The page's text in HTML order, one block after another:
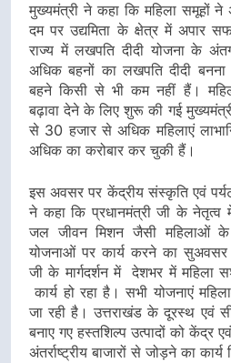
मुख्यमंत्री ने कहा कि महिला
दम पर उद्यमिता के क्षेत्र में अपार
राज्य में लखपति दीदी योजना के
अधिक बहनों का लखपति दीदी
बहने किसी से भी कम नहीं हैं।
बढ़ावा देने के लिए शुरू की गई
से 30 हजार से अधिक महिलाएं
अधिक का करोबार कर चुकी हैं।
इस अवसर पर केंद्रीय संस्कृति एवं
ने कहा कि प्रधानमंत्री जी के नेतृत्व
जल जीवन मिशन जैसी महिलाओं के
योजनाओं पर कार्य करने का सुअवसर
जी के मार्गदर्शन में देशभर में महिला
कार्य हो रहा है। सभी योजनाएं
जा रही है। उत्तराखंड के दूरस्थ एवं
बनाए गए हस्तशिल्प उत्पादों को केंद्र
अंतर्राष्ट्रीय बाजारों से जोड़ने का कार्य